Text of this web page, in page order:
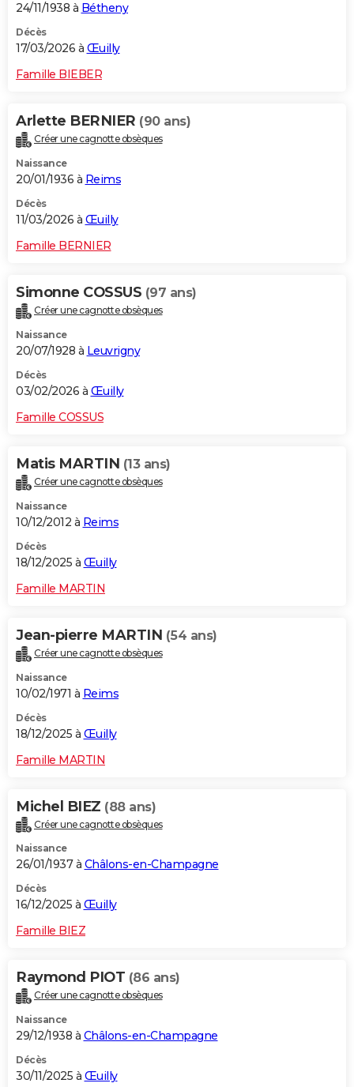
24/11/1938 à Bétheny
Décès
17/03/2026 à Œuilly
Famille BIEBER
Arlette BERNIER (90 ans)
Créer une cagnotte obsèques
Naissance
20/01/1936 à Reims
Décès
11/03/2026 à Œuilly
Famille BERNIER
Simonne COSSUS (97 ans)
Créer une cagnotte obsèques
Naissance
20/07/1928 à Leuvrigny
Décès
03/02/2026 à Œuilly
Famille COSSUS
Matis MARTIN (13 ans)
Créer une cagnotte obsèques
Naissance
10/12/2012 à Reims
Décès
18/12/2025 à Œuilly
Famille MARTIN
Jean-pierre MARTIN (54 ans)
Créer une cagnotte obsèques
Naissance
10/02/1971 à Reims
Décès
18/12/2025 à Œuilly
Famille MARTIN
Michel BIEZ (88 ans)
Créer une cagnotte obsèques
Naissance
26/01/1937 à Châlons-en-Champagne
Décès
16/12/2025 à Œuilly
Famille BIEZ
Raymond PIOT (86 ans)
Créer une cagnotte obsèques
Naissance
29/12/1938 à Châlons-en-Champagne
Décès
30/11/2025 à Œuilly